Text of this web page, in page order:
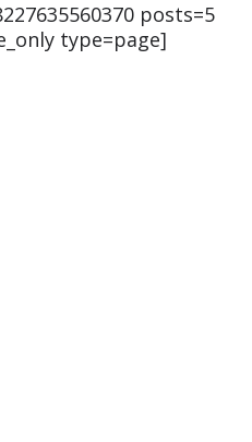
posts=5
type=page]